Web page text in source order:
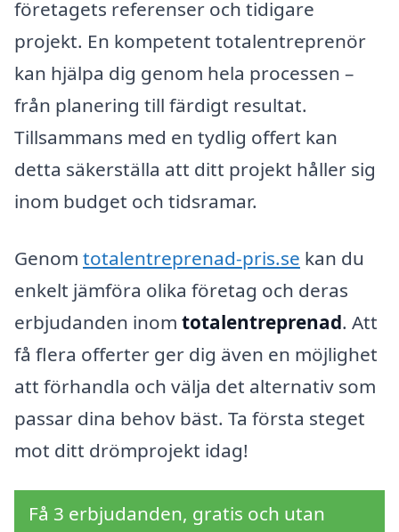
företagets referenser och tidigare
projekt. En kompetent totalentreprenör
kan hjälpa dig genom hela processen –
från planering till färdigt resultat.
Tillsammans med en tydlig offert kan
detta säkerställa att ditt projekt håller sig
inom budget och tidsramar.
Genom totalentreprenad-pris.se kan du
enkelt jämföra olika företag och deras
erbjudanden inom totalentreprenad. Att
få flera offerter ger dig även en möjlighet
att förhandla och välja det alternativ som
passar dina behov bäst. Ta första steget
mot ditt drömprojekt idag!
Få 3 erbjudanden, gratis och utan